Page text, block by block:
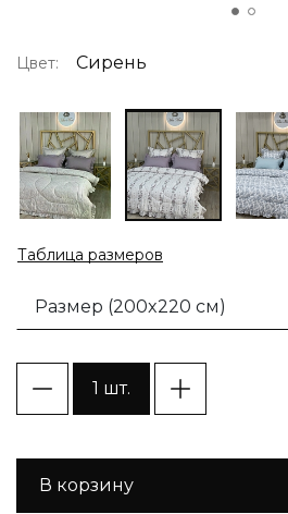
Цвет: Сирень
Таблица размеров
Размер (200x220 см)
1 шт.
В корзину